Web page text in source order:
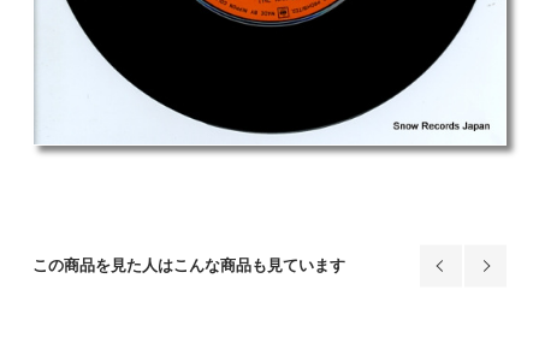
この商品を見た人はこんな商品も見ています